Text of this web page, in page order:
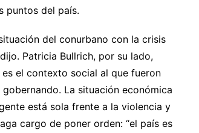
puntos del país.
del conurbano con la crisis
Patricia Bullrich, por su lado,
el contexto social al que fueron
La situación económica
está sola frente a la violencia y
cargo de poner orden: “el país es